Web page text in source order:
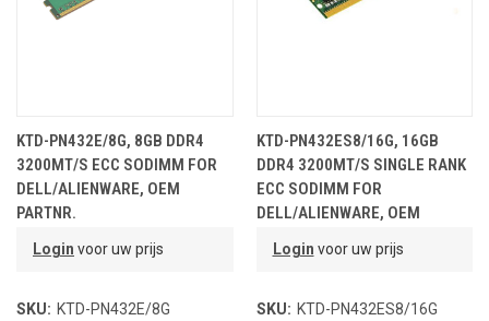
KTD-PN432E/8G, 8GB DDR4
3200MT/S ECC SODIMM FOR
DELL/ALIENWARE, OEM
PARTNR.
Login voor uw prijs
SKU: KTD-PN432E/8G
KTD-PN432ES8/16G, 16GB
DDR4 3200MT/S SINGLE RANK
ECC SODIMM FOR
DELL/ALIENWARE, OEM
Login voor uw prijs
SKU: KTD-PN432ES8/16G